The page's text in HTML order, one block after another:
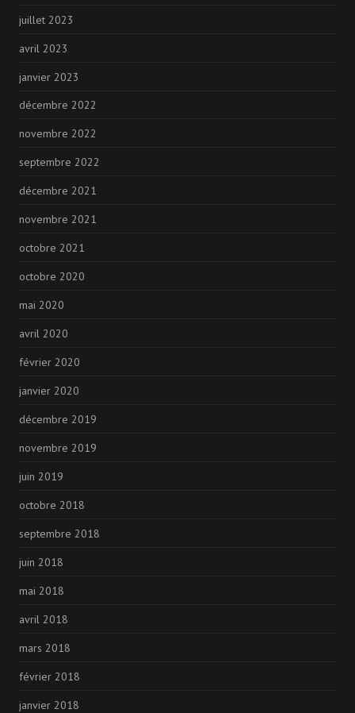
juillet 2023
avril 2023
janvier 2023
décembre 2022
novembre 2022
septembre 2022
décembre 2021
novembre 2021
octobre 2021
octobre 2020
mai 2020
avril 2020
février 2020
janvier 2020
décembre 2019
novembre 2019
juin 2019
octobre 2018
septembre 2018
juin 2018
mai 2018
avril 2018
mars 2018
février 2018
janvier 2018